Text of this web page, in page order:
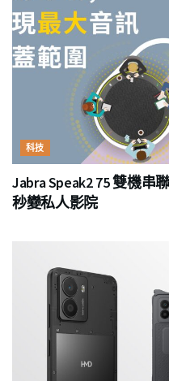
科技
Jabra Speak2 75 雙機串
秒變私人影院